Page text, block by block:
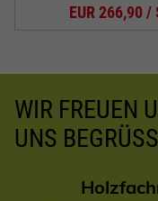
EUR 266,90 /
WIR FREUEN
UNS